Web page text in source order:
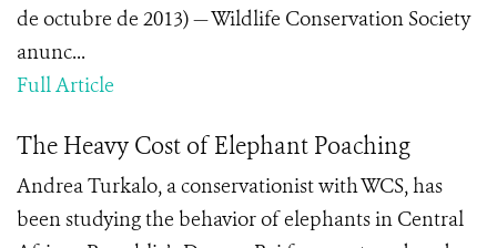
de octubre de 2013) — Wildlife Conservation Society
anunc...
Full Article
The Heavy Cost of Elephant Poaching
Andrea Turkalo, a conservationist with WCS, has
been studying the behavior of elephants in Central